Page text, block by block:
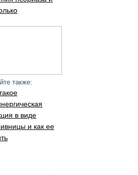
также:
в виде
и как ее